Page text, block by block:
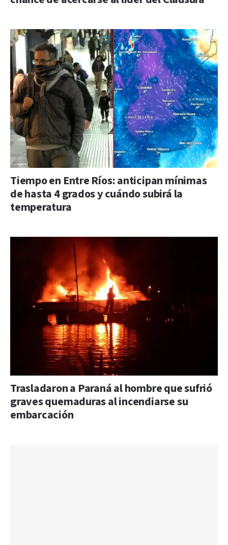
Tiempo en Entre Ríos: anticipan mínimas
de hasta 4 grados y cuándo subirá la
temperatura
Trasladaron a Paraná al hombre que sufrió
graves quemaduras al incendiarse su
embarcación